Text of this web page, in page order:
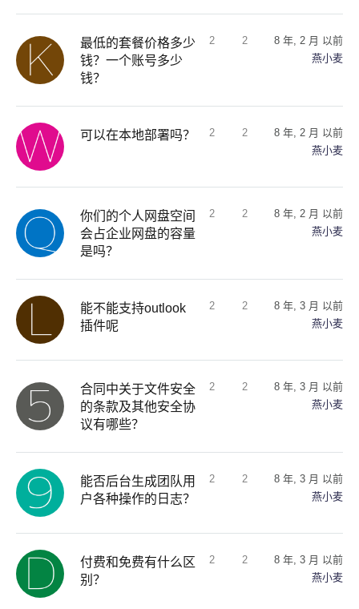
最低的套餐价格多少
钱？一个账号多少
钱？
2 2
8 年, 2 月 以前
燕小麦
可以在本地部署吗？ 2 2
8 年, 2 月 以前
燕小麦
你们的个人网盘空间
会占企业网盘的容量
是吗？
2 2
8 年, 2 月 以前
燕小麦
能不能支持outlook
插件呢
2 2
8 年, 3 月 以前
燕小麦
合同中关于文件安全
的条款及其他安全协
议有哪些？
2 2
8 年, 3 月 以前
燕小麦
能否后台生成团队用
户各种操作的日志？
2 2
8 年, 3 月 以前
燕小麦
付费和免费有什么区
别？
2 2
8 年, 3 月 以前
燕小麦